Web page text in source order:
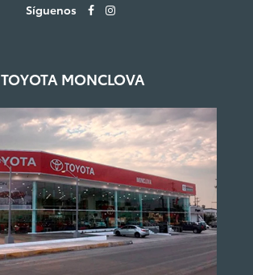
Síguenos
TOYOTA MONCLOVA